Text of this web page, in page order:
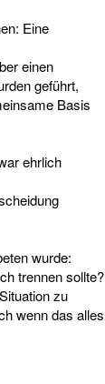
Eine
einen
geführt,
Basis
ehrlich
wurde:
trennen sollte?
zu
wenn das alles